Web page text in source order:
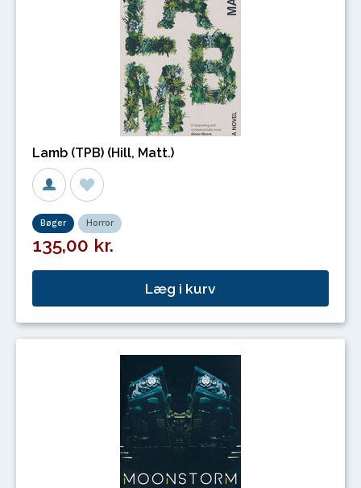
Lamb (TPB) (Hill, Matt.)
Bøger Horror
135,00 kr.
Læg i kurv